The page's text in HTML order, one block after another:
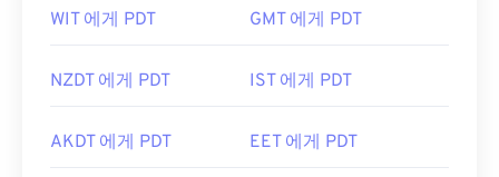
WIT 에게 PDT GMT 에게 PDT
NZDT 에게 PDT IST 에게 PDT
AKDT 에게 PDT EET 에게 PDT